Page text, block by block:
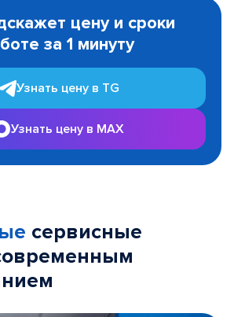
цену и сроки
за 1 минуту
Узнать цену в TG
Узнать цену в MAX
сервисные